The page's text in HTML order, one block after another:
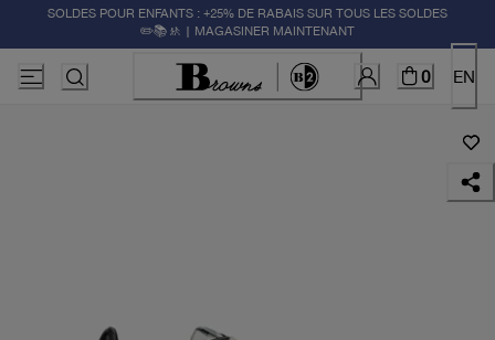
SOLDES POUR ENFANTS : +25% DE RABAIS SUR TOUS LES SOLDES
✏️📚🚸 | MAGASINER MAINTENANT
0 EN